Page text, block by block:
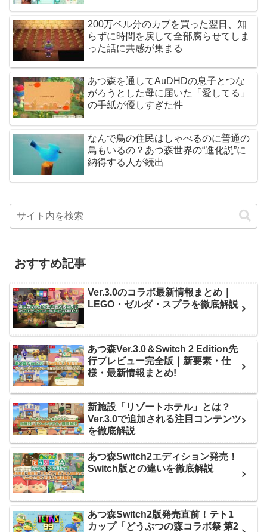
200万ベル分のカブを買った翌日、知
らずに時間を戻して全部腐らせてしま
った話に共感が集まる
あつ森を通してAuDHDの息子とつな
がろうとした母に届いた「愛してる」
の手紙が優しすぎた件
なんで鳥の住民はしゃべるのに普通の
鳥もいるの？あつ森世界の“進化説”に
納得する人が続出
おすすめ記事
Ver.3.0のコラボ最新情報まとめ｜
LEGO・ゼルダ・スプラを徹底解説
あつ森Ver.3.0＆Switch 2 Edition先
行プレビュー完全版｜新要素・仕
様・最新情報まとめ!
新施設「リゾートホテル」とは？
Ver.3.0で追加される注目コンテンツ
を徹底解説
あつ森Switch2エディション発売！
Switch版との違いを徹底解説
あつ森Switch2版発売直前！テト1
カップ「どうぶつの森コラボ祭 第2